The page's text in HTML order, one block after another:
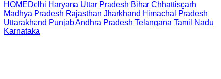
HOMEDelhi Haryana Uttar Pradesh Bihar Chhattisgarh
Madhya Pradesh Rajasthan Jharkhand Himachal Pradesh
Uttarakhand PunjabAndhra Pradesh Telangana Tamil Nadu
Karnataka